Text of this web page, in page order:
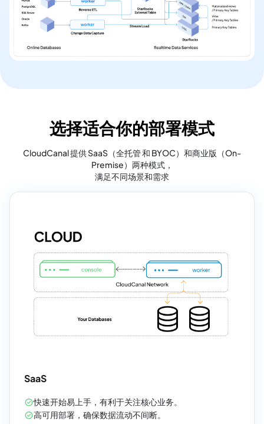
选择适合你的部署模式
CloudCanal提供 SaaS（全托管 和 BYOC）和商业版（On-
Premise）两种模式，
满足不同场景和需求
SaaS
快速开始易上手，有利于关注核心业务。
高可用部署，确保数据流动不间断。